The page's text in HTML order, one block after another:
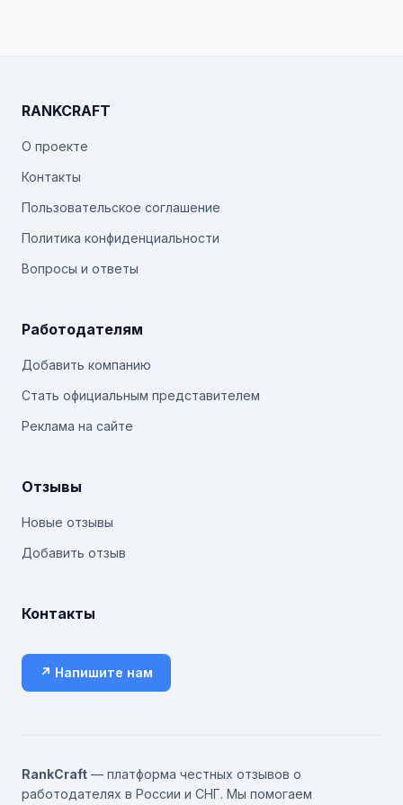
RANKCRAFT
О проекте
Контакты
Пользовательское соглашение
Политика конфиденциальности
Вопросы и ответы
Работодателям
Добавить компанию
Стать официальным представителем
Реклама на сайте
Отзывы
Новые отзывы
Добавить отзыв
Контакты
↗ Напишите нам
RankCraft — платформа честных отзывов о
работодателях в России и СНГ. Мы помогаем